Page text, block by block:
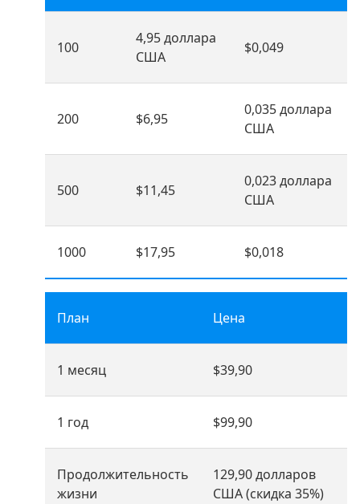
100
4,95 доллара
США
$0,049
200 $6,95
0,035 доллара
США
500 $11,45
0,023 доллара
США
1000 $17,95 $0,018
План Цена
1 месяц $39,90
1 год $99,90
Продолжительность
жизни
129,90 долларов
США (скидка 35%)